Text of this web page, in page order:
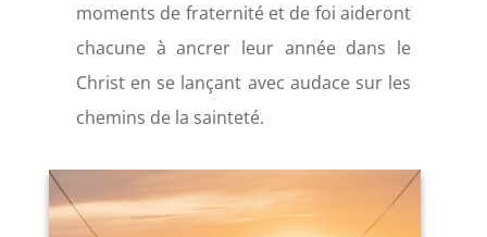
moments de fraternité et de foi aideront
chacune à ancrer leur année dans le
Christ en se lançant avec audace sur les
chemins de la sainteté.